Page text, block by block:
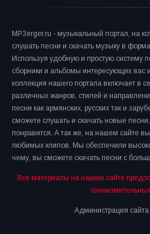
MP3erger.ru - музыкальный портал, на
слушать песни и скачать музыку в
Используя удобную и простую систему
сборники и альбомы интересующих вас
коллекция нашего портала включает в
различных жанров, стилей и
песни как армянских, русских так и
сможете слушать и скачать новые
понравится. А так же, на нашем сайте
любимых клипов. Мы обеспечили
чему, вы сможете скачать песни с
Все материалы на нашем сайте
Администрация сайта